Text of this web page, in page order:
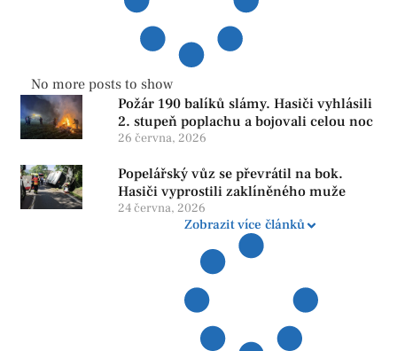
No more posts to show
Požár 190 balíků slámy. Hasiči vyhlásili
2. stupeň poplachu a bojovali celou noc
26 června, 2026
Popelářský vůz se převrátil na bok.
Hasiči vyprostili zaklíněného muže
24 června, 2026
Zobrazit více článků